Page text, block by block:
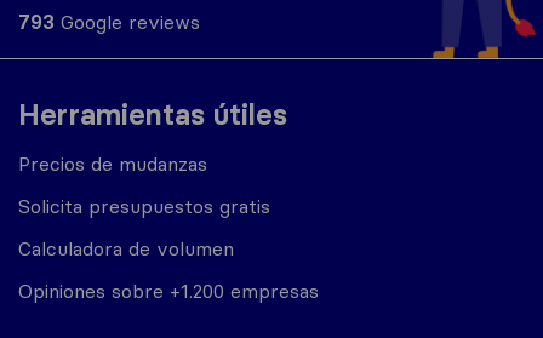
Herramientas útiles
Precios de mudanzas
Solicita presupuestos gratis
Calculadora de volumen
Opiniones sobre +1.200 empresas
793 Google reviews